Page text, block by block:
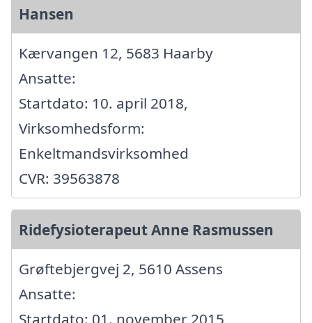
Hansen
Kærvangen 12, 5683 Haarby
Ansatte:
Startdato: 10. april 2018,
Virksomhedsform:
Enkeltmandsvirksomhed
CVR: 39563878
Ridefysioterapeut Anne Rasmussen
Grøftebjergvej 2, 5610 Assens
Ansatte:
Startdato: 01. november 2015,